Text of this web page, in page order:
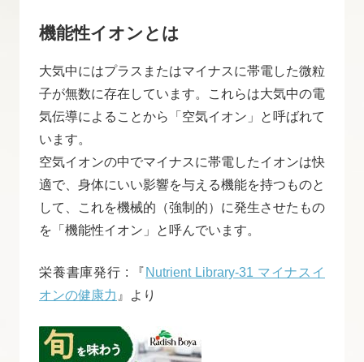
機能性イオンとは
大気中にはプラスまたはマイナスに帯電した微粒
子が無数に存在しています。これらは大気中の電
気伝導によることから「空気イオン」と呼ばれて
います。
空気イオンの中でマイナスに帯電したイオンは快
適で、身体にいい影響を与える機能を持つものと
して、これを機械的（強制的）に発生させたもの
を「機能性イオン」と呼んでいます。
栄養書庫発行 : 『 Nutrient Library-31 マイナスイ
オンの健康力 』より